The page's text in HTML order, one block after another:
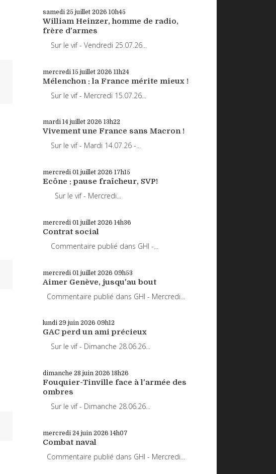
samedi 25 juillet 2026 10h45
William Heinzer, homme de radio,
frère d'armes
Sur le vif - Vendredi 25.07.26...
mercredi 15 juillet 2026 11h24
Mélenchon : la France mérite mieux !
Sur le vif - Mercredi 15.07.26...
mardi 14 juillet 2026 13h22
Vivement une France sans Macron !
Sur le vif - Mardi 14.07.26 -...
mercredi 01 juillet 2026 17h15
Ecône : pause fraîcheur, SVP!
Sur le vif - Mercredi...
mercredi 01 juillet 2026 14h36
Contrat social
Commentaire publié dans GHI -...
mercredi 01 juillet 2026 09h53
Aimer Genève, jusqu'au bout
Commentaire publié dans GHI - Mercredi...
lundi 29 juin 2026 09h12
GAC perd un ami précieux
Sur le vif - Dimanche 28.06.26...
dimanche 28 juin 2026 18h26
Fouquier-Tinville face à l'armée des
ombres
Sur le vif - Dimanche 28.06.26...
mercredi 24 juin 2026 14h07
Combat naval
Commentaire publié dans GHI - Mercredi...